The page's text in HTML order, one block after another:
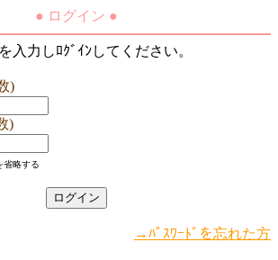
● ログイン ●
入力しﾛｸﾞｲﾝしてください。
)
)
省略する
→ﾊﾟｽﾜｰﾄﾞを忘れた方